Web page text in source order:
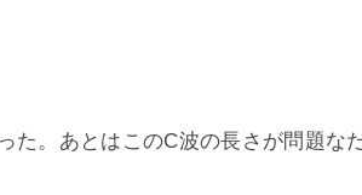
た。あとはこのC波の長さが問題な